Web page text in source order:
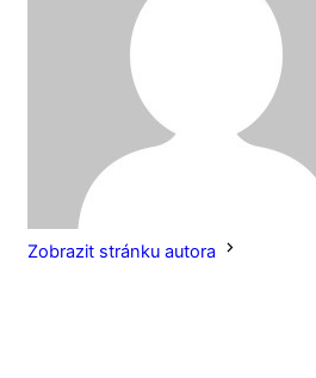
Zobrazit stránku autora